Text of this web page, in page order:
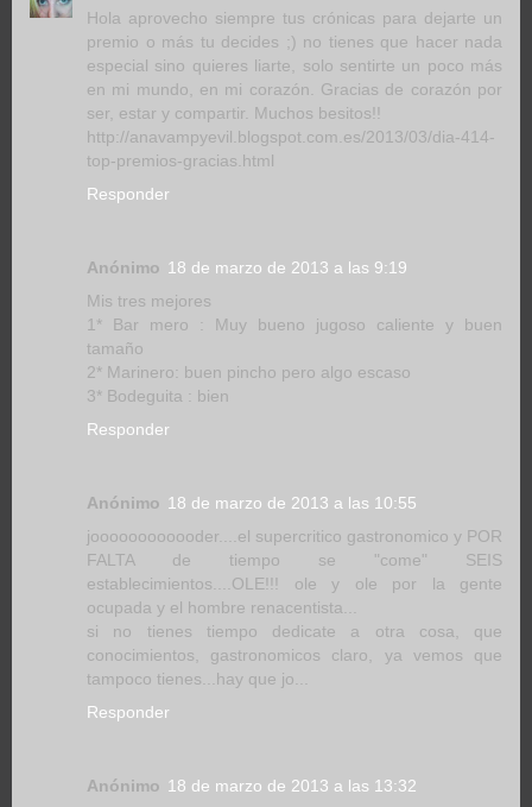
Hola aprovecho siempre tus crónicas para dejarte un
premio o más tu decides ;) no tienes que hacer nada
especial sino quieres liarte, solo sentirte un poco más
en mi mundo, en mi corazón. Gracias de corazón por
ser, estar y compartir. Muchos besitos!!
http://anavampyevil.blogspot.com.es/2013/03/dia-414-
top-premios-gracias.html
Responder
Anónimo 18 de marzo de 2013 a las 9:19
Mis tres mejores
1* Bar mero : Muy bueno jugoso caliente y buen
tamaño
2* Marinero: buen pincho pero algo escaso
3* Bodeguita : bien
Responder
Anónimo 18 de marzo de 2013 a las 10:55
joooooooooooder....el supercritico gastronomico y POR
FALTA de tiempo se "come" SEIS
establecimientos....OLE!!! ole y ole por la gente
ocupada y el hombre renacentista...
si no tienes tiempo dedicate a otra cosa, que
conocimientos, gastronomicos claro, ya vemos que
tampoco tienes...hay que jo...
Responder
Anónimo 18 de marzo de 2013 a las 13:32